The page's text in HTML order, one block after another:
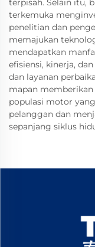
terpisah. Selain itu,
terkemuka
penelitian dan
memajukan
mendapatkan
efisiensi, kinerja,
dan layanan
mapan
populasi motor
pelanggan dan
sepanjang siklus